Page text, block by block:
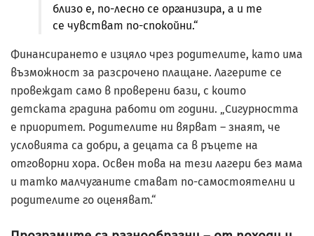
близо е, по-лесно се организира, а и те
се чувстват по-спокойни.“
Финансирането е изцяло чрез родителите, като има
възможност за разсрочено плащане. Лагерите се
провеждат само в проверени бази, с които
детската градина работи от години. „Сигурността
е приоритет. Родителите ни вярват – знаят, че
условията са добри, а децата са в ръцете на
отговорни хора. Освен това на тези лагери без мама
и татко малчуганите стават по-самостоятелни и
родителите го оценяват.“